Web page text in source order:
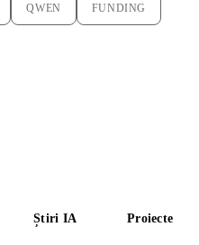
QWEN FUNDING
Știri IA Proiecte